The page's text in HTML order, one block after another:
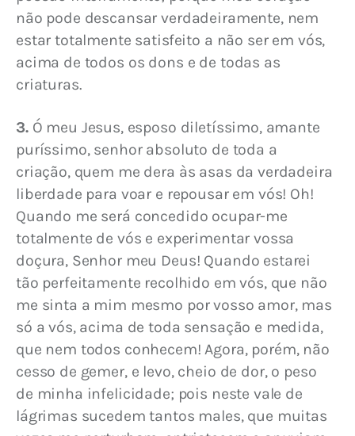
não pode descansar verdadeiramente, nem
estar totalmente satisfeito a não ser em vós,
acima de todos os dons e de todas as
criaturas.
3. Ó meu Jesus, esposo diletíssimo, amante
puríssimo, senhor absoluto de toda a
criação, quem me dera às asas da verdadeira
liberdade para voar e repousar em vós! Oh!
Quando me será concedido ocupar-me
totalmente de vós e experimentar vossa
doçura, Senhor meu Deus! Quando estarei
tão perfeitamente recolhido em vós, que não
me sinta a mim mesmo por vosso amor, mas
só a vós, acima de toda sensação e medida,
que nem todos conhecem! Agora, porém, não
cesso de gemer, e levo, cheio de dor, o peso
de minha infelicidade; pois neste vale de
lágrimas sucedem tantos males, que muitas